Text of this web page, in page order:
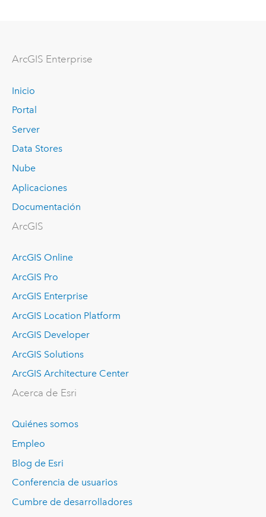
ArcGIS Enterprise
Inicio
Portal
Server
Data Stores
Nube
Aplicaciones
Documentación
ArcGIS
ArcGIS Online
ArcGIS Pro
ArcGIS Enterprise
ArcGIS Location Platform
ArcGIS Developer
ArcGIS Solutions
ArcGIS Architecture Center
Acerca de Esri
Quiénes somos
Empleo
Blog de Esri
Conferencia de usuarios
Cumbre de desarrolladores